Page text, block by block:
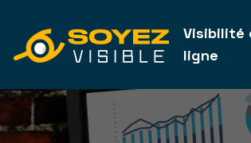
Visibilité
ligne